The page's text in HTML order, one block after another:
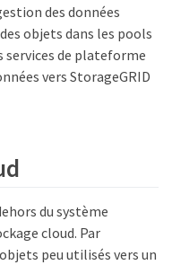
des données
objets dans les pools
services de plateforme
vers StorageGRID
du système
cloud. Par
peu utilisés vers un